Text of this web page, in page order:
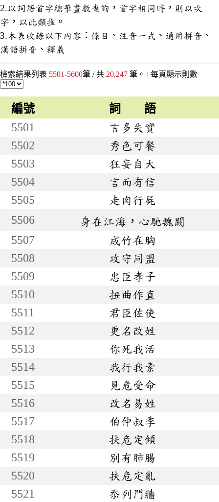
2.以詞語首字總筆畫數查詢，首字相同時，則以次
字，以此類推。
3.本表收錄以下內容：條目、注音一式、通用拼音、
漢語拼音、釋義
檢索結果列表 5501-5600筆 / 共 20,247 筆。 | 每頁顯示則數
編號
詞 語
5501
言多失實
5502
秀色可餐
5503
狂妄自大
5504
言而有信
5505
走肉行屍
5506
身在江海，心馳魏闕
5507
成竹在胸
5508
攻守同盟
5509
忠臣孝子
5510
扭曲作直
5511
君臣佐使
5512
更名改姓
5513
你死我活
5514
我行我素
5515
見危受命
5516
改名易姓
5517
伯仲叔季
5518
扶危定傾
5519
別有肺腸
5520
扶危定亂
5521
忝列門牆